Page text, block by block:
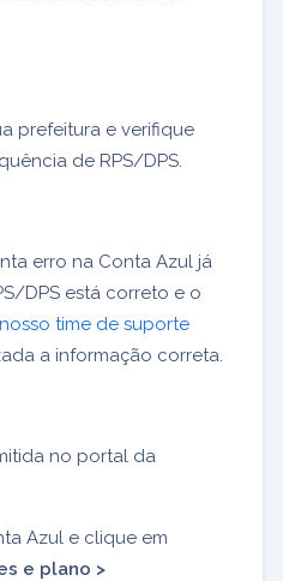
prefeitura e verifique
de RPS/DPS.
erro na Conta Azul já
DPS está correto e o
time de suporte
a informação correta.
no portal da
Azul e clique em
e plano >